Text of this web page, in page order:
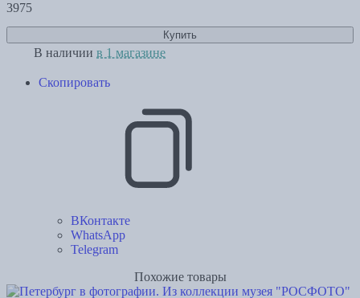
3975
Купить
В наличии в 1 магазине
Скопировать
ВКонтакте
WhatsApp
Telegram
Похожие товары